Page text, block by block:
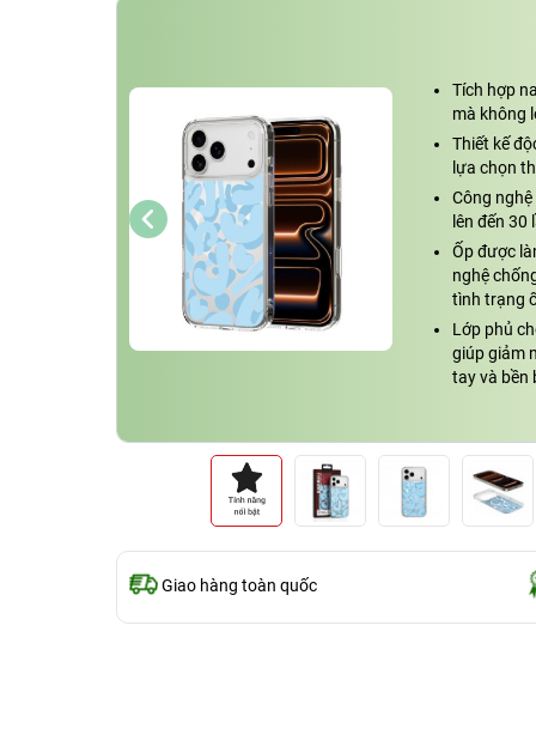
Tích hợp
mà không
Thiết kế
lựa chọn
Công
lên đến 30
Ốp được
nghệ
tình trạng
Lớp phủ
giúp giảm
tay và bền
Giao hàng toàn quốc